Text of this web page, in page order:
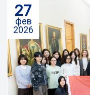
27
фев
2026